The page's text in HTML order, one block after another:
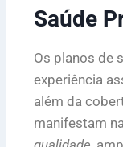
Saúde
Os planos de
experiência
além da
manifestam